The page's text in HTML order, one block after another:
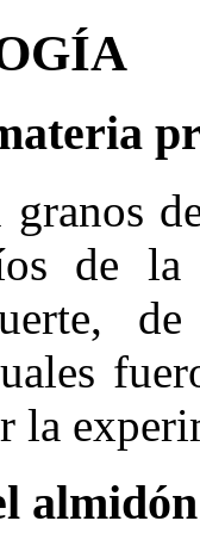
granos
de
la